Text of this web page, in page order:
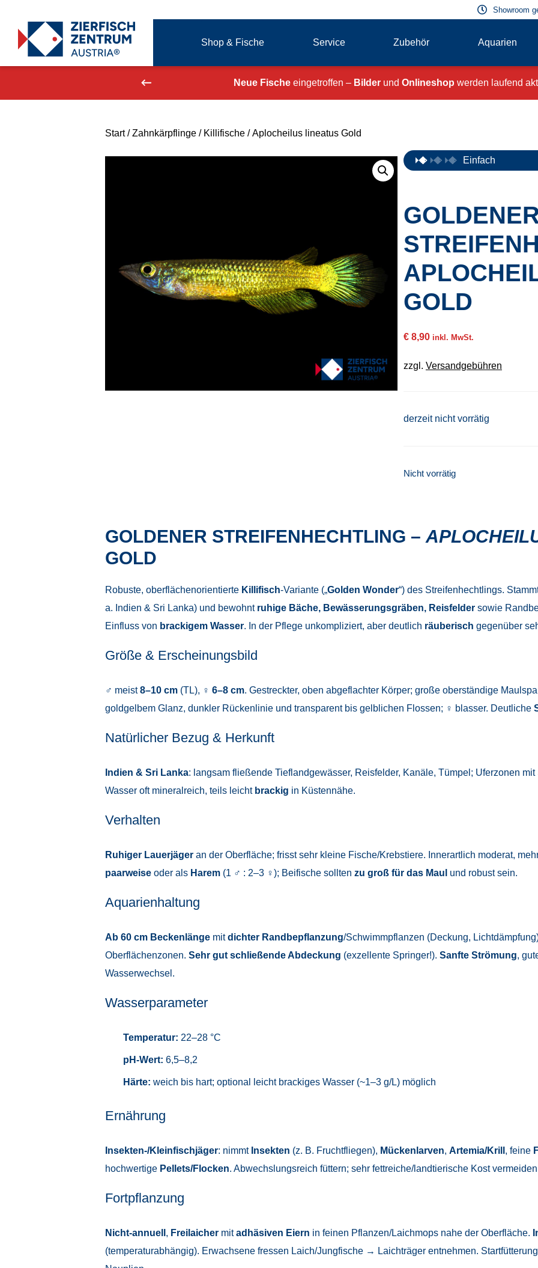
Zierfisch Aquarium Austria
Showroom
Shop & Fische Service Zubehör Aquarien
Neue Fischeeingetroffen – Bilderund Onlineshop werden laufend
Start/Zahnkärpflinge/ Killifische/ Aplocheilus lineatus Gold
Einfach
GOLD
€ 8,90 inkl. MwSt.
zzgl. Versandgebühren
derzeit nicht vorrätig
Nicht vorrätig
GOLDENER STREIFENHECHTLING –
GOLD
Robuste, oberflächenorientierte Killifisch-Variante („Golden Wonder“) des Streifenhechtlings.
a. Indien & Sri Lanka) und bewohnt ruhige Bäche, Bewässerungsgräben, Reisfeldersowie
Einfluss von brackigem Wasser. In der Pflege unkompliziert, aber deutlich räuberisch gegenüber
Größe & Erscheinungsbild
♂ meist8–10 cm(TL), ♀ 6–8 cm. Gestreckter, oben abgeflachter Körper; große oberständige
goldgelbem Glanz, dunkler Rückenlinie und transparent bis gelblichen Flossen; ♀ blasser. Deutliche
Natürlicher Bezug & Herkunft
Indien & Sri Lanka: langsam fließende Tieflandgewässer, Reisfelder, Kanäle, Tümpel; Uferzonen
Wasser oft mineralreich, teils leicht brackig in Küstennähe.
Verhalten
Ruhiger Lauerjägeran der Oberfläche; frisst sehr kleine Fische/Krebstiere. Innerartlich moderat,
paarweiseoder als Harem(1 ♂ : 2–3 ♀); Beifische sollten zu groß für das Maul und robust sein.
Aquarienhaltung
Ab 60 cm Beckenlängemitdichter Randbepflanzung/Schwimmpflanzen (Deckung,
Oberflächenzonen. Sehr gut schließende Abdeckung (exzellente Springer!). Sanfte Strömung,
Wasserwechsel.
Wasserparameter
Temperatur: 22–28 °C
pH-Wert: 6,5–8,2
Härte: weich bis hart; optional leicht brackiges Wasser (~1–3 g/L) möglich
Ernährung
Insekten-/Kleinfischjäger: nimmt Insekten (z. B. Fruchtfliegen), Mückenlarven, Artemia/Krill , feine
hochwertige Pellets/Flocken. Abwechslungsreich füttern; sehr fettreiche/landtierische Kost
Fortpflanzung
Nicht-annuell , Freilaichermitadhäsiven Eiern in feinen Pflanzen/Laichmops nahe der Oberfläche.
(temperaturabhängig). Erwachsene fressen Laich/Jungfische → Laichträger entnehmen.